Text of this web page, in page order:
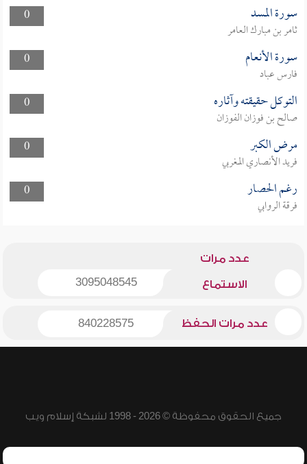
0 سورة المسد
ثامر بن مبارك العامر
0
سورة الأنعام
فارس عباد
0
التوكل حقيقته وآثاره
صالح بن فوزان الفوزان
0
مرض الكبر
فريد الأنصاري المغربي
0
رغم الحصار
فرقة الروابي
عدد مرات
الاستماع 3095048545
عدد مرات الحفظ 840228575
جميع الحقوق محفوظة © 2026 - 1998 لشبكة إسلام ويب